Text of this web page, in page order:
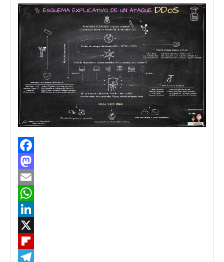
Facebook
Mastodon
Email
WhatsApp
LinkedIn
Flipboard